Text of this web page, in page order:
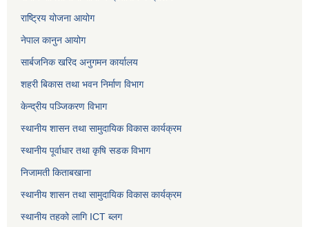
राष्ट्रिय योजना आयोग
नेपाल कानुन आयोग
सार्बजनिक खरिद अनुगमन कार्यालय
शहरी बिकास तथा भवन निर्माण विभाग
केन्द्रीय पञ्जिकरण विभाग
स्थानीय शासन तथा सामुदायिक विकास कार्यक्रम
स्थानीय पूर्वाधार तथा कृषि सडक विभाग
निजामती किताबखाना
स्थानीय शासन तथा सामुदायिक विकास कार्यक्रम
स्थानीय तहको लागि ICT ब्लग